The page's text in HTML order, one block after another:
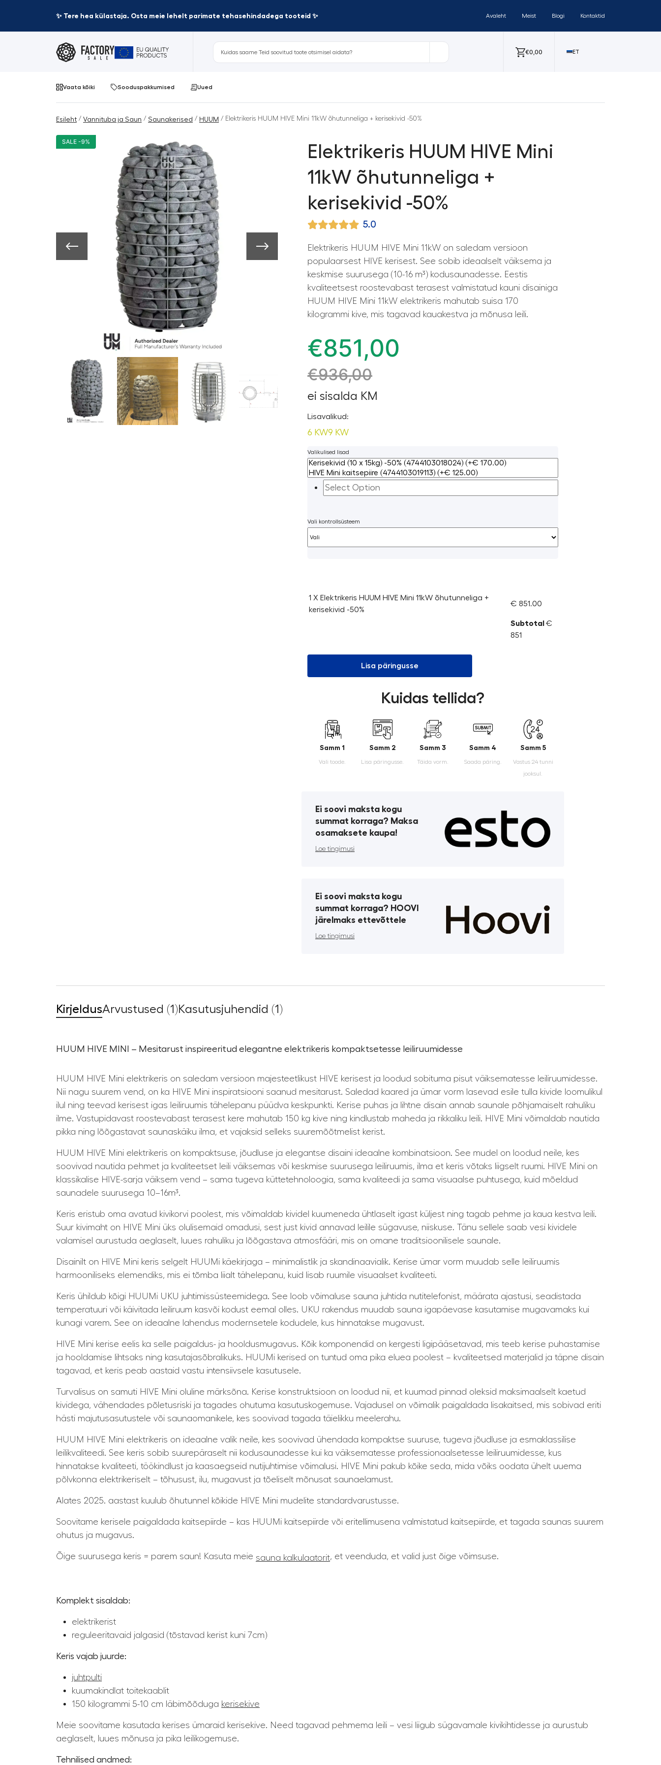
✨ Tere hea külastaja. Osta meie lehelt parimate tehasehindadega tooteid ✨ Avaleht Meist Blogi Kontaktid
€0,00 ET
Vaata kõiki Sooduspakkumised Uued
Esileht / Vannituba ja Saun / Saunakerised / HUUM / Elektrikeris HUUM HIVE Mini 11kW õhutunneliga + kerisekivid -50%
SALE -9%
Elektrikeris HUUM HIVE Mini
11kW õhutunneliga +
kerisekivid -50%
5.0
Elektrikeris HUUM HIVE Mini 11kW on saledam versioon
populaarsest HIVE kerisest. See sobib ideaalselt väiksema ja
keskmise suurusega (10-16 m³) kodusaunadesse. Eestis
kvaliteetsest roostevabast terasest valmistatud kauni disainiga
HUUM HIVE Mini 11kW elektrikeris mahutab suisa 170
kilogrammi kive, mis tagavad kauakestva ja mõnusa leili.
€851,00
€936,00
ei sisalda KM
Lisavalikud:
6 KW9 KW
Valikulised lisad
Vali kontrollsüsteem
1 X Elektrikeris HUUM HIVE Mini 11kW õhutunneliga +
kerisekivid -50%
€ 851.00
Subtotal €
851
Lisa päringusse
Kuidas tellida?
Samm 1
Vali toode.
Samm 2
Lisa päringusse.
Samm 3
Täida vorm.
Samm 4
Saada päring.
Samm 5
Vastus 24 tunni
jooksul.
Ei soovi maksta kogu
summat korraga? Maksa
osamaksete kaupa!
Loe tingimusi
Ei soovi maksta kogu
summat korraga? HOOVI
järelmaks ettevõttele
Loe tingimusi
KirjeldusArvustused (1)Kasutusjuhendid (1)
HUUM HIVE MINI – Mesitarust inspireeritud elegantne elektrikeris kompaktsetesse leiliruumidesse
HUUM HIVE Mini elektrikeris on saledam versioon majesteetlikust HIVE kerisest ja loodud sobituma pisut väiksematesse leiliruumidesse.
Nii nagu suurem vend, on ka HIVE Mini inspiratsiooni saanud mesitarust. Saledad kaared ja ümar vorm lasevad esile tulla kivide loomulikul
ilul ning teevad kerisest igas leiliruumis tähelepanu püüdva keskpunkti. Kerise puhas ja lihtne disain annab saunale põhjamaiselt rahuliku
ilme. Vastupidavast roostevabast terasest kere mahutab 150 kg kive ning kindlustab maheda ja rikkaliku leili. HIVE Mini võimaldab nautida
pikka ning lõõgastavat saunaskäiku ilma, et vajaksid selleks suuremõõtmelist kerist.
HUUM HIVE Mini elektrikeris on kompaktsuse, jõudluse ja elegantse disaini ideaalne kombinatsioon. See mudel on loodud neile, kes
soovivad nautida pehmet ja kvaliteetset leili väiksemas või keskmise suurusega leiliruumis, ilma et keris võtaks liigselt ruumi. HIVE Mini on
klassikalise HIVE-sarja väiksem vend – sama tugeva küttetehnoloogia, sama kvaliteedi ja sama visuaalse puhtusega, kuid mõeldud
saunadele suurusega 10–16m³.
Keris eristub oma avatud kivikorvi poolest, mis võimaldab kividel kuumeneda ühtlaselt igast küljest ning tagab pehme ja kaua kestva leili.
Suur kivimaht on HIVE Mini üks olulisemaid omadusi, sest just kivid annavad leilile sügavuse, niiskuse. Tänu sellele saab vesi kividele
valamisel aurustuda aeglaselt, luues rahuliku ja lõõgastava atmosfääri, mis on omane traditsioonilisele saunale.
Disainilt on HIVE Mini keris selgelt HUUMi käekirjaga – minimalistlik ja skandinaavialik. Kerise ümar vorm muudab selle leiliruumis
harmooniliseks elemendiks, mis ei tõmba liialt tähelepanu, kuid lisab ruumile visuaalset kvaliteeti.
Keris ühildub kõigi HUUMi UKU juhtimissüsteemidega. See loob võimaluse sauna juhtida nutitelefonist, määrata ajastusi, seadistada
temperatuuri või käivitada leiliruum kasvõi kodust eemal olles. UKU rakendus muudab sauna igapäevase kasutamise mugavamaks kui
kunagi varem. See on ideaalne lahendus modernsetele kodudele, kus hinnatakse mugavust.
HIVE Mini kerise eelis ka selle paigaldus- ja hooldusmugavus. Kõik komponendid on kergesti ligipääsetavad, mis teeb kerise puhastamise
ja hooldamise lihtsaks ning kasutajasõbralikuks. HUUMi kerised on tuntud oma pika eluea poolest – kvaliteetsed materjalid ja täpne disain
tagavad, et keris peab aastaid vastu intensiivsele kasutusele.
Turvalisus on samuti HIVE Mini oluline märksõna. Kerise konstruktsioon on loodud nii, et kuumad pinnad oleksid maksimaalselt kaetud
kividega, vähendades põletusriski ja tagades ohutuma kasutuskogemuse. Vajadusel on võimalik paigaldada lisakaitsed, mis sobivad eriti
hästi majutusasutustele või saunaomanikele, kes soovivad tagada täielikku meelerahu.
HUUM HIVE Mini elektrikeris on ideaalne valik neile, kes soovivad ühendada kompaktse suuruse, tugeva jõudluse ja esmaklassilise
leilikvaliteedi. See keris sobib suurepäraselt nii kodusaunadesse kui ka väiksematesse professionaalsetesse leiliruumidesse, kus
hinnatakse kvaliteeti, töökindlust ja kaasaegseid nutijuhtimise võimalusi. HIVE Mini pakub kõike seda, mida võiks oodata ühelt uuema
põlvkonna elektrikeriselt – tõhusust, ilu, mugavust ja tõeliselt mõnusat saunaelamust.
Alates 2025. aastast kuulub õhutunnel kõikide HIVE Mini mudelite standardvarustusse.
Soovitame kerisele paigaldada kaitsepiirde – kas HUUMi kaitsepiirde või eritellimusena valmistatud kaitsepiirde, et tagada saunas suurem
ohutus ja mugavus.
Õige suurusega keris = parem saun! Kasuta meie sauna kalkulaatorit, et veenduda, et valid just õige võimsuse.
Komplekt sisaldab:
elektrikerist
reguleeritavaid jalgasid (tõstavad kerist kuni 7cm)
Keris vajab juurde:
juhtpulti
kuumakindlat toitekaablit
150 kilogrammi 5-10 cm läbimõõduga kerisekive
Meie soovitame kasutada kerises ümaraid kerisekive. Need tagavad pehmema leili – vesi liigub sügavamale kivikihtidesse ja aurustub
aeglaselt, luues mõnusa ja pika leilikogemuse.
Tehnilised andmed: